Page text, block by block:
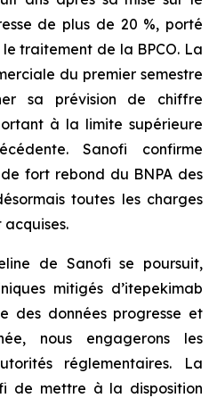
de plus de 20 %, porté
traitement de la BPCO. La
du premier semestre
sa prévision de chiffre
à la limite supérieure
Sanofi confirme
fort rebond du BNPA des
toutes les charges
de Sanofi se poursuit,
mitigés d’itepekimab
des données progresse et
nous engagerons les
réglementaires. La
de mettre à la disposition